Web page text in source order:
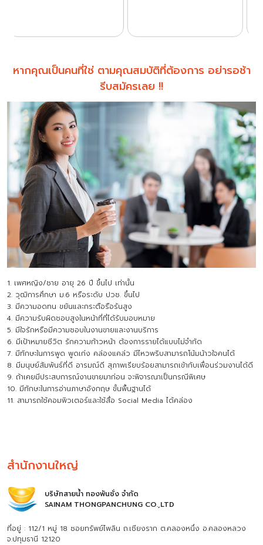
หากคุณเป็นคนที่ใช่ ตามคุณสมบัติที่ต้องการ อย่ารอช้า
รีบสมัครเลย !!
1. เพศหญิง/ชาย อายุ 26 ปี ขึ้นไป เท่านั้น
2. วุฒิการศึกษา ม.6 หรือระดับ ปวช. ขึ้นไป
3. มีความอดทน ขยันและกระตือรือร้นสูง
4. มีความรับผิดชอบสูงในหน้าที่ที่ได้รับมอบหมาย
5. มีใจรักหรือมีความชอบในงานขายและงานบริการ
6. มีเป้าหมายชีวิต รักความก้าวหน้า ต้องการรายได้แบบไม่จำกัด
7. มีทักษะในการพูด พูดเก่ง คล่องแคล่ว มีไหวพริบสามารถโน้มน้าวใจคนได้
8. มีมนุษย์สัมพันธ์ที่ดี อารมณ์ดี สุภาพเรียบร้อยสามารถเข้ากับเพื่อนร่วมงานได้ดี
9. ถ้าเคยมีประสบการณ์งานขายมาก่อน จะพิจารณาเป็นกรณีพิเศษ
10. มีทักษะในการอ่านภาษาอังกฤษ ขั้นพื้นฐานได้
11. สามารถใช้คอมพิวเตอร์และใช้สื่อ Social Media ได้คล่อง
สำนักงานใหญ่
บริษัทสายน้ำ ทองพันชั่ง จำกัด
SAINAM THONGPANCHUNG CO.,LTD
ที่อยู่ : 112/1 หมู่ 18 ซอยทรัพย์ไพลิน ถ.เชียงราก ต.คลองหนึ่ง อ.คลองหลวง
จ.ปทุมธานี 12120